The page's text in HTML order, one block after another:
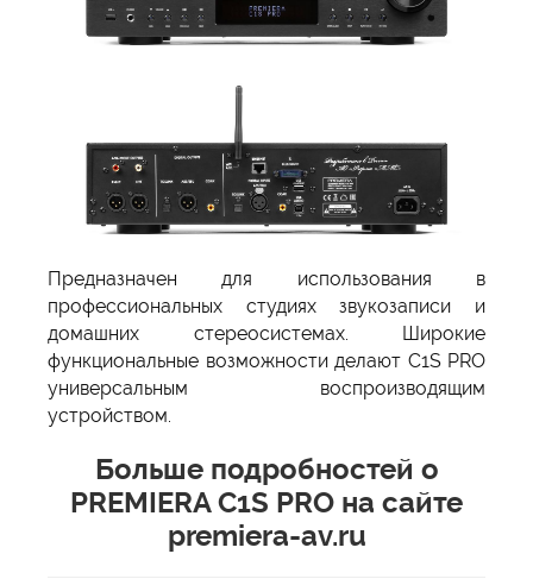
Предназначен для использования в
профессиональных студиях звукозаписи и
домашних стереосистемах. Широкие
функциональные возможности делают C1S PRO
универсальным воспроизводящим
устройством.
Больше подробностей о
PREMIERA C1S PRO на сайте
premiera-av.ru